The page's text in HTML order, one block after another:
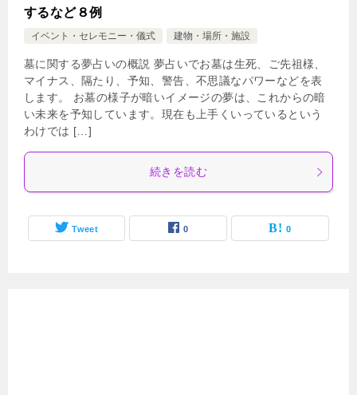
するなど８例
イベント・セレモニー・儀式 建物・場所・施設
墓に関する夢占いの概説 夢占いでお墓は生死、ご先祖様、
マイナス、隔たり、予知、警告、不思議なパワーなどを表
します。 お墓の様子が暗いイメージの夢は、これからの暗
い未来を予知しています。現在も上手くいっているという
わけでは […]
続きを読む
Tweet 0 0